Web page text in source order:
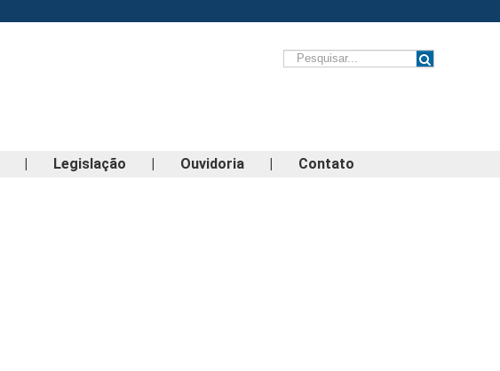
| Legislação | Ouvidoria | Contato